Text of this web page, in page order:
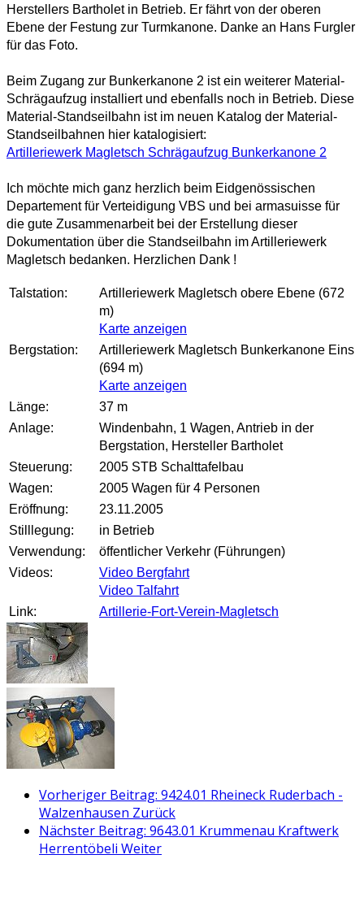
Herstellers Bartholet in Betrieb. Er fährt von der oberen
Ebene der Festung zur Turmkanone. Danke an Hans Furgler
für das Foto.
Beim Zugang zur Bunkerkanone 2 ist ein weiterer Material-
Schrägaufzug installiert und ebenfalls noch in Betrieb. Diese
Material-Standseilbahn ist im neuen Katalog der Material-
Standseilbahnen hier katalogisiert:
Artilleriewerk Magletsch Schrägaufzug Bunkerkanone 2
Ich möchte mich ganz herzlich beim Eidgenössischen
Departement für Verteidigung VBS und bei armasuisse für
die gute Zusammenarbeit bei der Erstellung dieser
Dokumentation über die Standseilbahn im Artilleriewerk
Magletsch bedanken. Herzlichen Dank !
Talstation:
Artilleriewerk Magletsch obere Ebene (672
m)
Karte anzeigen
Bergstation:
Artilleriewerk Magletsch Bunkerkanone Eins
(694 m)
Karte anzeigen
Länge:
37 m
Anlage:
Windenbahn, 1 Wagen, Antrieb in der
Bergstation, Hersteller Bartholet
Steuerung:
2005 STB Schalttafelbau
Wagen:
2005 Wagen für 4 Personen
Eröffnung:
23.11.2005
Stilllegung:
in Betrieb
Verwendung:
öffentlicher Verkehr (Führungen)
Videos:
Video Bergfahrt
Video Talfahrt
Link:
Artillerie-Fort-Verein-Magletsch
Vorheriger Beitrag: 9424.01 Rheineck Ruderbach -
Walzenhausen Zurück
Nächster Beitrag: 9643.01 Krummenau Kraftwerk
Herrentöbeli Weiter